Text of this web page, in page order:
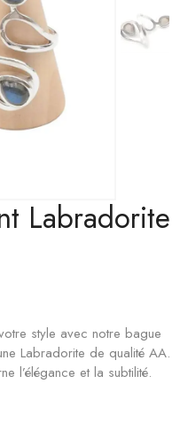
Labradorite
style avec notre bague
Labradorite de qualité AA.
l’élégance et la subtilité.